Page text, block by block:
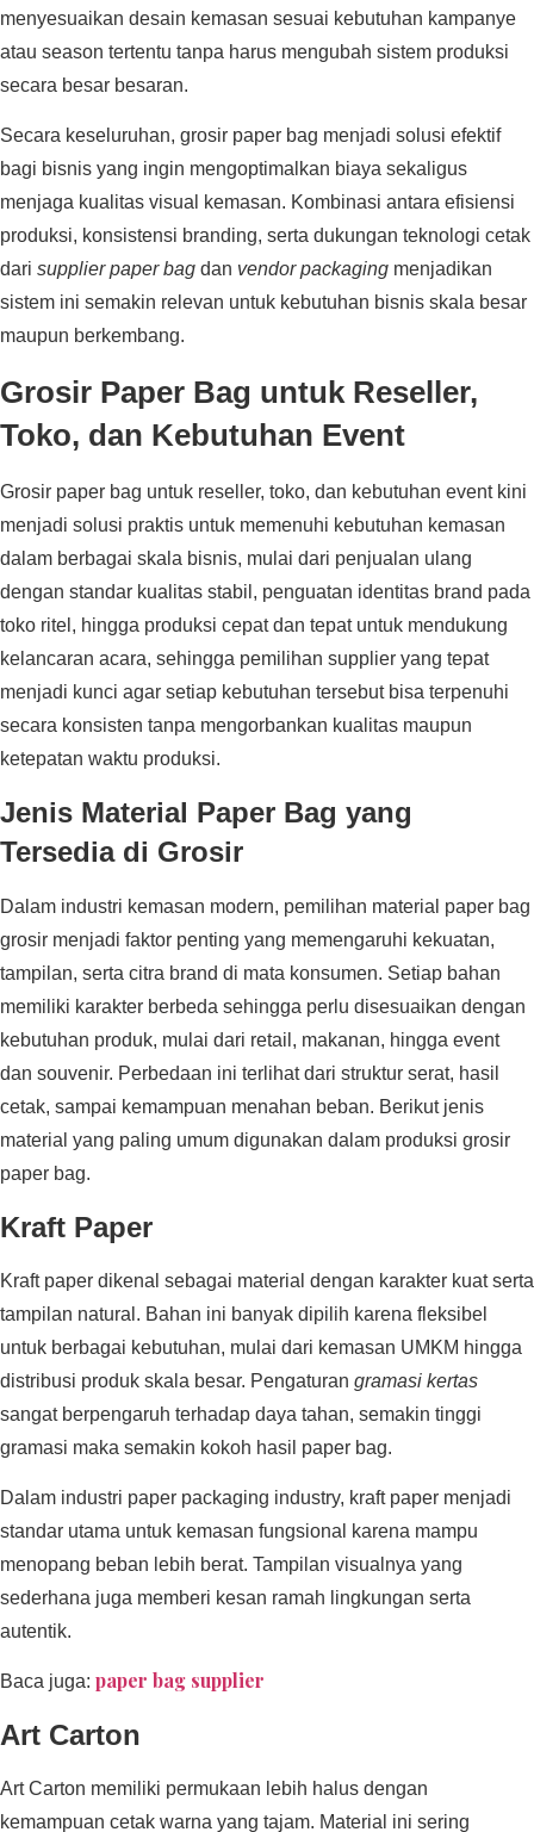
menyesuaikan desain kemasan sesuai kebutuhan kampanye
atau season tertentu tanpa harus mengubah sistem produksi
secara besar besaran.
Secara keseluruhan, grosir paper bag menjadi solusi efektif
bagi bisnis yang ingin mengoptimalkan biaya sekaligus
menjaga kualitas visual kemasan. Kombinasi antara efisiensi
produksi, konsistensi branding, serta dukungan teknologi cetak
dari supplier paper bag dan vendor packaging menjadikan
sistem ini semakin relevan untuk kebutuhan bisnis skala besar
maupun berkembang.
Grosir Paper Bag untuk Reseller,
Toko, dan Kebutuhan Event
Grosir paper bag untuk reseller, toko, dan kebutuhan event kini
menjadi solusi praktis untuk memenuhi kebutuhan kemasan
dalam berbagai skala bisnis, mulai dari penjualan ulang
dengan standar kualitas stabil, penguatan identitas brand pada
toko ritel, hingga produksi cepat dan tepat untuk mendukung
kelancaran acara, sehingga pemilihan supplier yang tepat
menjadi kunci agar setiap kebutuhan tersebut bisa terpenuhi
secara konsisten tanpa mengorbankan kualitas maupun
ketepatan waktu produksi.
Jenis Material Paper Bag yang
Tersedia di Grosir
Dalam industri kemasan modern, pemilihan material paper bag
grosir menjadi faktor penting yang memengaruhi kekuatan,
tampilan, serta citra brand di mata konsumen. Setiap bahan
memiliki karakter berbeda sehingga perlu disesuaikan dengan
kebutuhan produk, mulai dari retail, makanan, hingga event
dan souvenir. Perbedaan ini terlihat dari struktur serat, hasil
cetak, sampai kemampuan menahan beban. Berikut jenis
material yang paling umum digunakan dalam produksi grosir
paper bag.
Kraft Paper
Kraft paper dikenal sebagai material dengan karakter kuat serta
tampilan natural. Bahan ini banyak dipilih karena fleksibel
untuk berbagai kebutuhan, mulai dari kemasan UMKM hingga
distribusi produk skala besar. Pengaturan gramasi kertas
sangat berpengaruh terhadap daya tahan, semakin tinggi
gramasi maka semakin kokoh hasil paper bag.
Dalam industri paper packaging industry, kraft paper menjadi
standar utama untuk kemasan fungsional karena mampu
menopang beban lebih berat. Tampilan visualnya yang
sederhana juga memberi kesan ramah lingkungan serta
autentik.
Baca juga: paper bag supplier
Art Carton
Art Carton memiliki permukaan lebih halus dengan
kemampuan cetak warna yang tajam. Material ini sering